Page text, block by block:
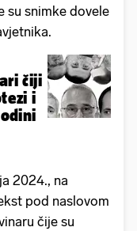
su snimke dovele
čiji
i
2024., na
pod naslovom
čije su